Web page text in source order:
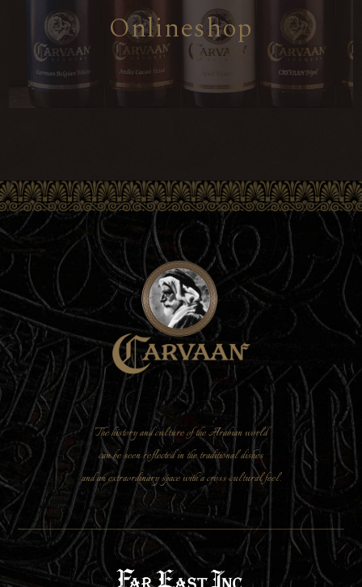
Onlineshop
The history and culture of the Arabian world
can be seen reflected in the traditional dishes
and an extraordinary space with a cross-cultural feel.